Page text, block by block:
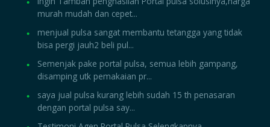
murah mudah dan cepet...
menjual pulsa sangat membantu tetangga yang tidak
bisa pergi jauh2 beli pul...
Semenjak pake portal pulsa, semua lebih gampang,
disamping utk pemakaian pr...
saya jual pulsa kurang lebih sudah 15 th penasaran
dengan portal pulsa say...